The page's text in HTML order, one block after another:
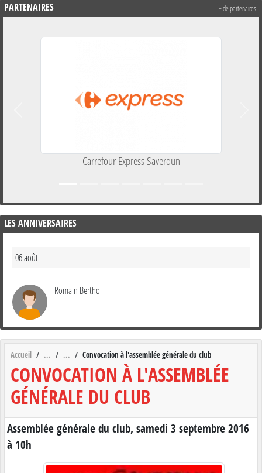
Accueil Convocation à l'assemblée générale du club
CONVOCATION À L'ASSEMBLÉE
GÉNÉRALE DU CLUB
Assemblée générale du club, samedi 3 septembre 2016
à 10h
PARTENAIRES
Carrefour Express Saverdun
+ de partenaires
LES ANNIVERSAIRES
06 août
Romain Bertho